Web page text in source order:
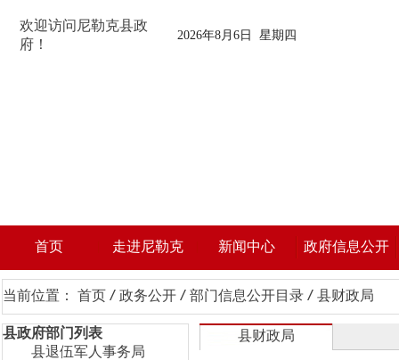
欢迎访问尼勒克县政
府！
2026年8月6日 星期四
首页 走进尼勒克 新闻中心 政府信息公开
当前位置： 首页 / 政务公开 / 部门信息公开目录 / 县财政局
县政府部门列表
县退伍军人事务局
县财政局